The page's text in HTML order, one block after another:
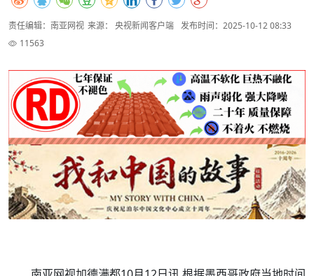
责任编辑：南亚网视 来源： 央视新闻客户端 发布时间：2025-10-12 08:33
11563